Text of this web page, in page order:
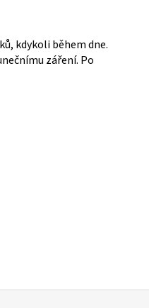
kdykoli během dne.
záření. Po